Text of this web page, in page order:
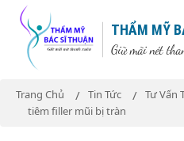
THẨM MỸ
Giữ mãi nét
Trang Chủ Tin Tức
Tư Vấn
tiêm filler mũi bị tràn